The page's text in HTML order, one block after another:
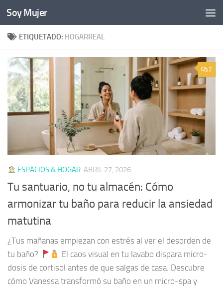
Bajo el contenido
Soy Mujer
ETIQUETADO: HOGARREAL
2
ESPACIOS & HOGAR ABRIL 27, 2026
Tu santuario, no tu almacén: Cómo
armonizar tu baño para reducir la ansiedad
matutina
¿Tus mañanas empiezan con estrés al ver el desorden de
tu baño?
El caos visual en tu lavabo dispara micro-
dosis de cortisol antes de que salgas de casa. Descubre
cómo Vanessa transformó su baño en un micro-spa y